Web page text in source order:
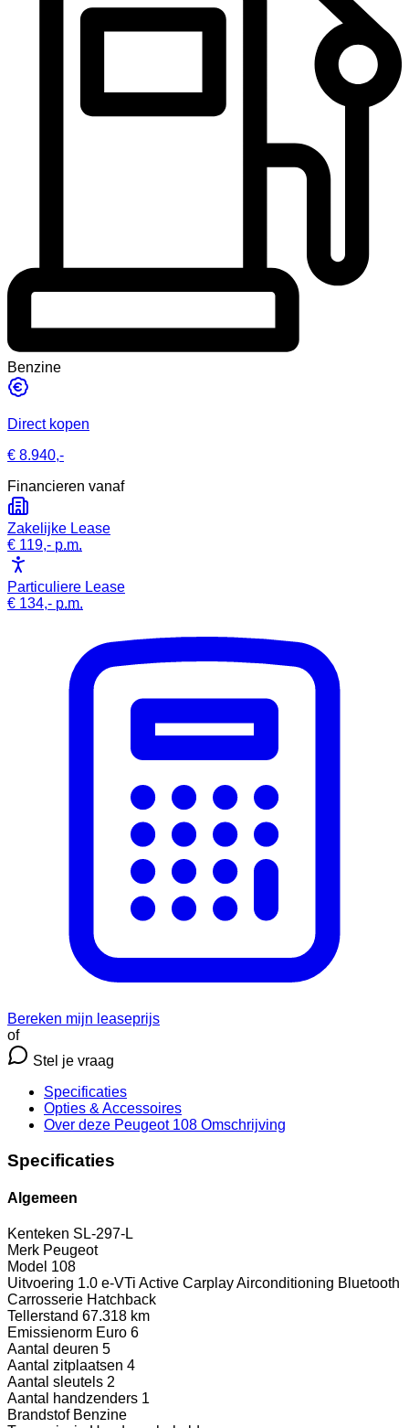
Benzine
Direct kopen
€ 8.940,-
Financieren vanaf
Zakelijke Lease
€ 119,- p.m.
Particuliere Lease
€ 134,- p.m.
Bereken mijn leaseprijs
of
Stel je vraag
Specificaties
Opties & Accessoires
Over deze Peugeot 108 Omschrijving
Specificaties
Algemeen
Kenteken SL-297-L
Merk Peugeot
Model 108
Uitvoering 1.0 e-VTi Active Carplay Airconditioning Bluetooth
Carrosserie Hatchback
Tellerstand 67.318 km
Emissienorm Euro 6
Aantal deuren 5
Aantal zitplaatsen 4
Aantal sleutels 2
Aantal handzenders 1
Brandstof Benzine